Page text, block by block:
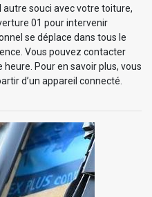
autre souci avec votre toiture,
01 pour intervenir
se déplace dans tous le
Vous pouvez contacter
Pour en savoir plus, vous
d’un appareil connecté.